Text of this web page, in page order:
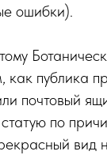
ошибки).
публика
почтовый
по
вид